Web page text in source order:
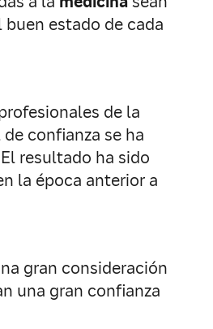
estado de cada
de la
confianza se ha
resultado ha sido
la época anterior a
gran consideración
una gran confianza